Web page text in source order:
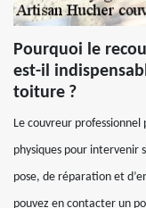
Pourquoi le
est-il
toiture ?
Le couvreur professionnel
physiques pour intervenir
pose, de réparation et
pouvez en contacter un